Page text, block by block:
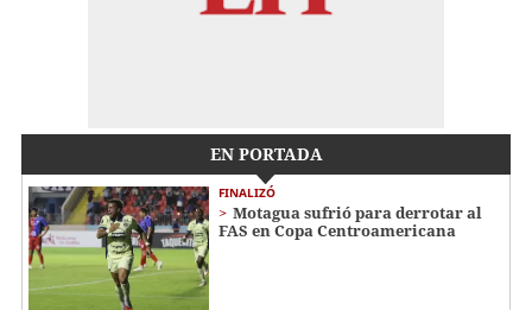
EN PORTADA
FINALIZÓ
Motagua sufrió para derrotar al
FAS en Copa Centroamericana